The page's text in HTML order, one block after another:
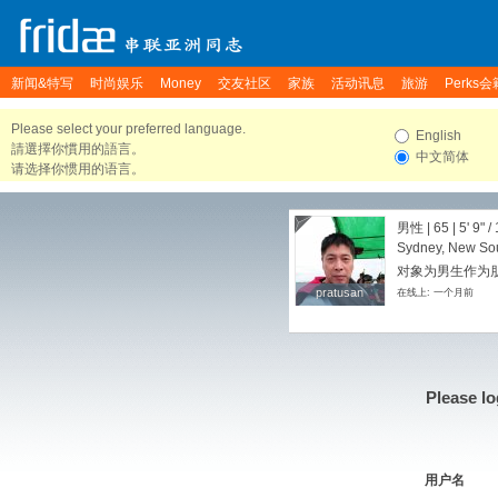
新闻&特写 时尚娱乐 Money 交友社区 家族 活动讯息 旅游 Perks会
Please select your preferred language.
請選擇你慣用的語言。
请选择你惯用的语言。
English
中文简体
pratusan
pratusan
男性 | 65 | 5' 9" /
Sydney, New
对象为男生作为
在线上: 一个月前
Please
用户名